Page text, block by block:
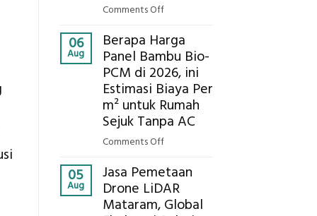
Manfaatnya
Comments Offon
Pemasangan
Bowplank
Mataram,
Global
Ekplorasi.Menggunakan
Alat
untuk
Hasil
Akurat
06
Aug
Berapa Harga
Panel Bambu Bio-
PCM di 2026, ini
Estimasi Biaya Per
m² untuk Rumah
Sejuk Tanpa AC
Comments Offon
Harga
Panel
Bambu
05
Aug
Jasa Pemetaan
Drone LiDAR
Mataram, Global